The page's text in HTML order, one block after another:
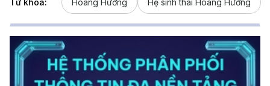
Từ khóa: Hoàng Hường Hệ sinh thái Hoàng Hường